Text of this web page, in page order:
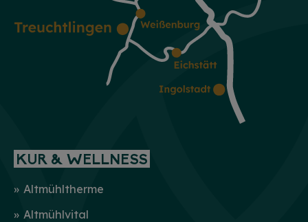
KUR & WELLNESS
Altmühltherme
Altmühlvital